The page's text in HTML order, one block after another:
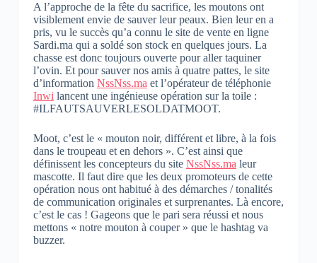
A l’approche de la fête du sacrifice, les moutons ont
visiblement envie de sauver leur peaux. Bien leur en a
pris, vu le succès qu’a connu le site de vente en ligne
Sardi.ma qui a soldé son stock en quelques jours. La
chasse est donc toujours ouverte pour aller taquiner
l’ovin. Et pour sauver nos amis à quatre pattes, le site
d’information NssNss.maet l’opérateur de téléphonie
Inwilancent une ingénieuse opération sur la toile :
#ILFAUTSAUVERLESOLDATMOOT.
Moot, c’est le « mouton noir, différent et libre, à la fois
dans le troupeau et en dehors ». C’est ainsi que
définissent les concepteurs du site NssNss.maleur
mascotte. Il faut dire que les deux promoteurs de cette
opération nous ont habitué à des démarches / tonalités
de communication originales et surprenantes. Là encore,
c’est le cas ! Gageons que le pari sera réussi et nous
mettons « notre mouton à couper » que le hashtag va
buzzer.